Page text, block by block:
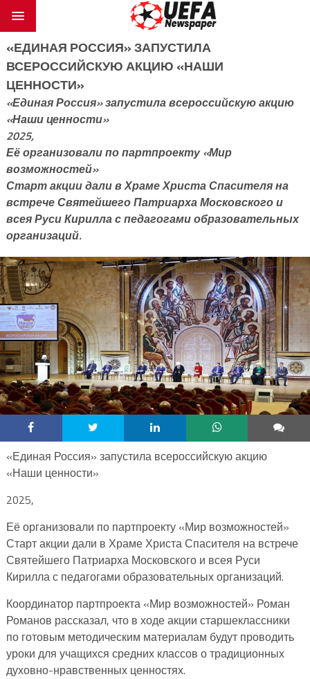
«ЕДИНАЯ РОССИЯ» ЗАПУСТИЛА
ВСЕРОССИЙСКУЮ АКЦИЮ «НАШИ
ЦЕННОСТИ»
«Единая Россия» запустила всероссийскую акцию
«Наши ценности»
2025,
Её организовали по партпроекту «Мир
возможностей»
Старт акции дали в Храме Христа Спасителя на
встрече Святейшего Патриарха Московского и
всея Руси Кирилла с педагогами образовательных
организаций.
«Единая Россия» запустила всероссийскую акцию
«Наши ценности»
2025,
Её организовали по партпроекту «Мир возможностей»
Старт акции дали в Храме Христа Спасителя на встрече
Святейшего Патриарха Московского и всея Руси
Кирилла с педагогами образовательных организаций.
Координатор партпроекта «Мир возможностей» Роман
Романов рассказал, что в ходе акции старшеклассники
по готовым методическим материалам будут проводить
уроки для учащихся средних классов о традиционных
духовно-нравственных ценностях.